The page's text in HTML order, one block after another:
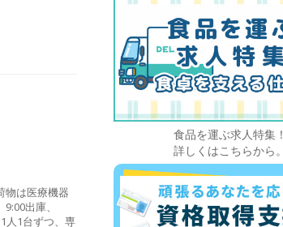
物は医療機器
出庫、
人1台ずつ、専
食品を運ぶ求人特集！
詳しくはこちらから。